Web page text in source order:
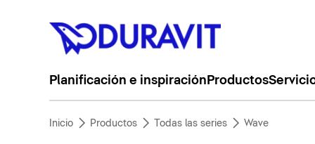
Planificación e inspiración Productos
Inicio Productos Todas las series Wave